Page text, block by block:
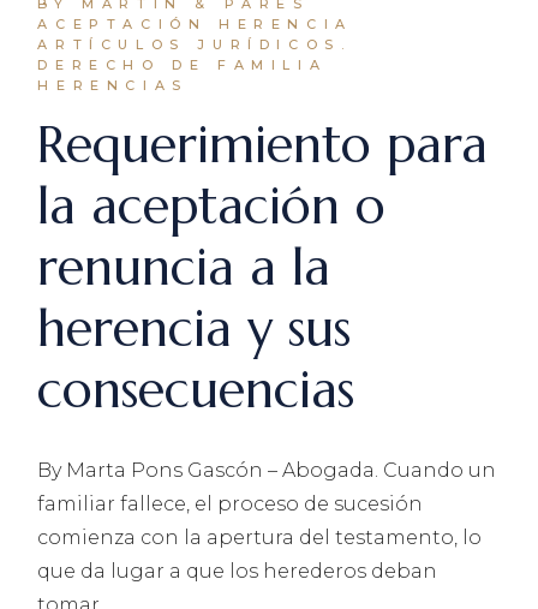
BY MARTÍN & PARÉS
ACEPTACIÓN HERENCIA
ARTÍCULOS JURÍDICOS.
DERECHO DE FAMILIA
HERENCIAS
Requerimiento para
la aceptación o
renuncia a la
herencia y sus
consecuencias
By Marta Pons Gascón – Abogada. Cuando un
familiar fallece, el proceso de sucesión
comienza con la apertura del testamento, lo
que da lugar a que los herederos deban